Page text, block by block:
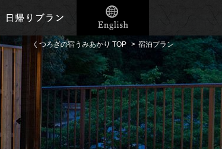
くつろぎの宿うみあかり TOP 宿泊プラン